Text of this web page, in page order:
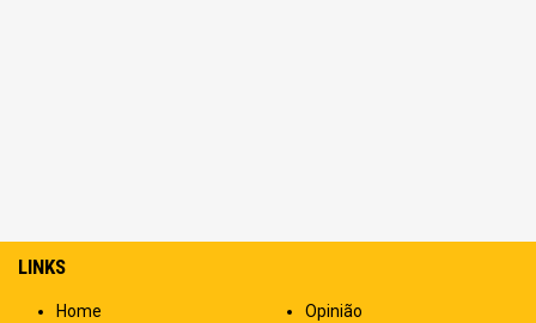
LINKS
Home Opinião